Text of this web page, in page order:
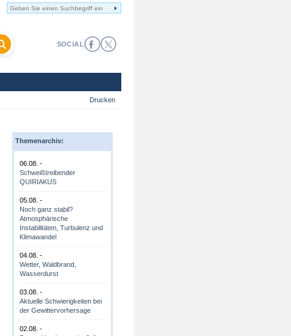
SOCIAL
Drucken
Themenarchiv:
06.08. -
Schweißtreibender
QUIRIAKUS
05.08. -
Noch ganz stabil?
Atmosphärische
Instabilitäten, Turbulenz und
Klimawandel
04.08. -
Wetter, Waldbrand,
Wasserdurst
03.08. -
Aktuelle Schwierigkeiten bei
der Gewittervorhersage
02.08. -